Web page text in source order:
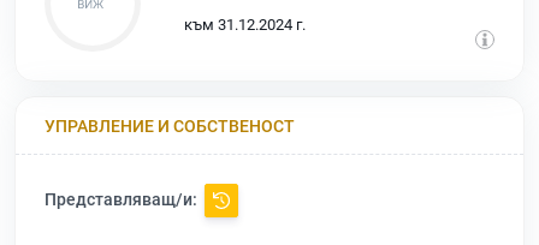
към 31.12.2024 г.
УПРАВЛЕНИЕ И СОБСТВЕНОСТ
Представляващ/и: